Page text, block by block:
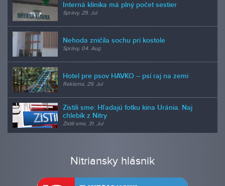
Interná klinika má plný počet sestier
Správy, 29. Jul
Nehoda zničila sochu pri kostole
Správy, 04. Aug
Hotel pre psov HAVKO – psí raj na zemi
Reklama, 29. Jul
Zistili sme: Hľadajú fotku kina Uránia. Naj
chlebík z Nitry
Zistili sme, 31. Jul
Nitriansky hlásnik